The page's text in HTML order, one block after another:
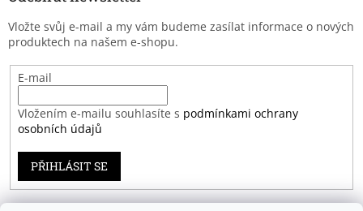
Vložte svůj e-mail a my vám budeme zasílat informace o nových
produktech na našem e-shopu.
E-mail
Vložením e-mailu souhlasíte s podmínkami ochrany
osobních údajů
PŘIHLÁSIT SE